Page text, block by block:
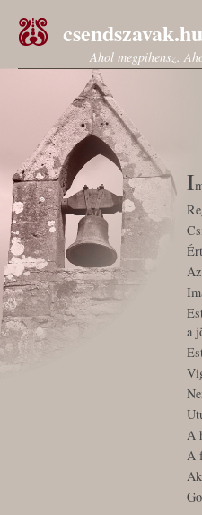
csendszavak.hu
Ahol megpihensz.
I
a
A
A